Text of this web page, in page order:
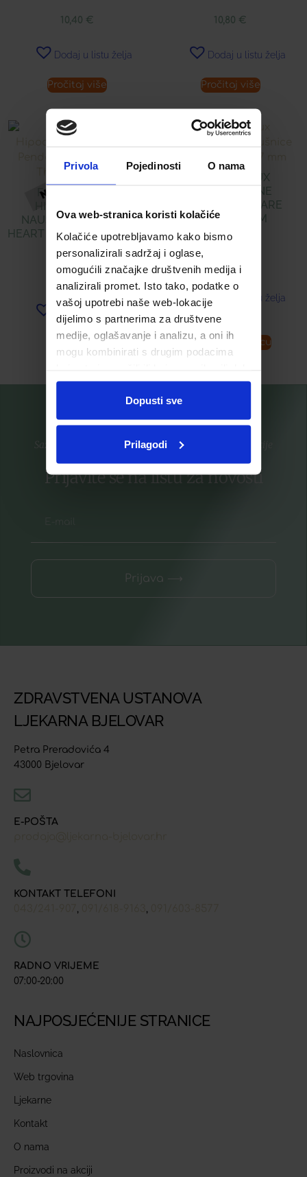
Privola Pojedinosti O nama
Ova web-stranica koristi kolačiće
Kolačiće upotrebljavamo kako bismo
personalizirali sadržaj i oglase,
omogućili značajke društvenih medija i
analizirali promet. Isto tako, podatke o
vašoj upotrebi naše web-lokacije
dijelimo s partnerima za društvene
medije, oglašavanje i analizu, a oni ih
mogu kombinirati s drugim podacima
ste upotrebljavali njihove usluge.
Dopusti sve
Prilagodi
10,40 €
Dodaj u listu želja
Pročitaj više
10,80 €
Dodaj u listu želja
Pročitaj više
FARMA BIJOUX
HIPOALERGENE
NAUŠNICE PENDANT
HEART GOLDEN THREADS
16,20
Dodaj u listu želja
Pročitaj više
FARMA BIJOUX
HIPOALERGENE
NAUŠNICE SQUARE
HOOPS 17 MM
Dodaj u listu želja
Dodaj u košaricu
Saznajte prvi za nove proizvode i ekskluzivne promocije
Prijavite se na listu za novosti
Prijava ⟶
ZDRAVSTVENA USTANOVA
LJEKARNA BJELOVAR
Petra Preradovića 4
43000 Bjelovar
E-POŠTA
KONTAKT TELEFONI
, ,
RADNO VRIJEME
07:00-20:00
NAJPOSJEĆENIJE STRANICE
Naslovnica
Web trgovina
Ljekarne
Kontakt
O nama
Proizvodi na akciji